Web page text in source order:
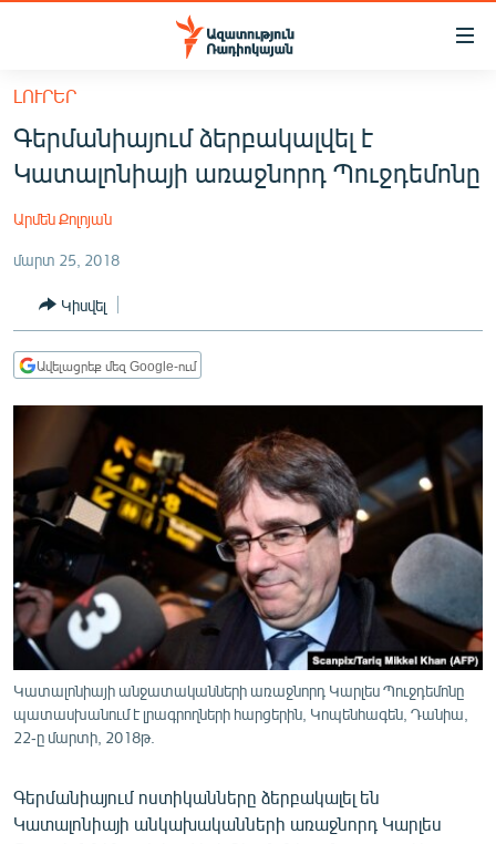
Մատչելիության
հիմնական
բովանդակությանը
Անցնել
հիմնական
մենյուին
ՀԱՅԱՍՏԱՆ
ՔԱՂԱՔԱԿԱՆ
ԸՆՏՐՈՒԹՅՈՒՆՆԵՐ 2026
ԻՐԱՎՈՒՆՔ
ՀԱՍԱՐԱԿՈՒԹՅՈՒՆ
ՏՆՏԵՍՈՒԹՅՈՒՆ
ՊԱՏԵՐԱԶՄԻ 6 ՇԱԲԱԹՆԵՐԸ
ՏԱՐԱԾԱՇՐՋԱՆ
ՄԻՋԱԶԳԱՅԻՆ
ՄՇԱԿՈՒՅԹ
ՍՊՈՐՏ
ՄԵԿՆԱԲԱՆՈՒԹՅՈՒՆ
ՏՏ ԵՒ ԻՆՏԵՐՆԵՏ
ԿՈՐՈՆԱՎԻՐՈՒՍ
ԱՐԽԻՎ
ՏԵՍԱՆՅՈՒԹԵՐ
ԲԱՆԱՎԵՃ
ԼՈՒՐԵՐ
Գերմանիայում ձերբակալվել է
Կատալոնիայի առաջնորդ Պուջդեմոնը
Արմեն Քոլոյան
մարտ 25, 2018
Կիսվել
Ավելացրեք մեզ Google-ում
Կատալոնիայի անջատականների առաջնորդ Կարլես Պուջդեմոնը
պատասխանում է լրագրողների հարցերին, Կոպենհագեն, Դանիա,
22-ը մարտի, 2018թ.
Գերմանիայում ոստիկանները ձերբակալել են
Կատալոնիայի անկախականների առաջնորդ Կարլես